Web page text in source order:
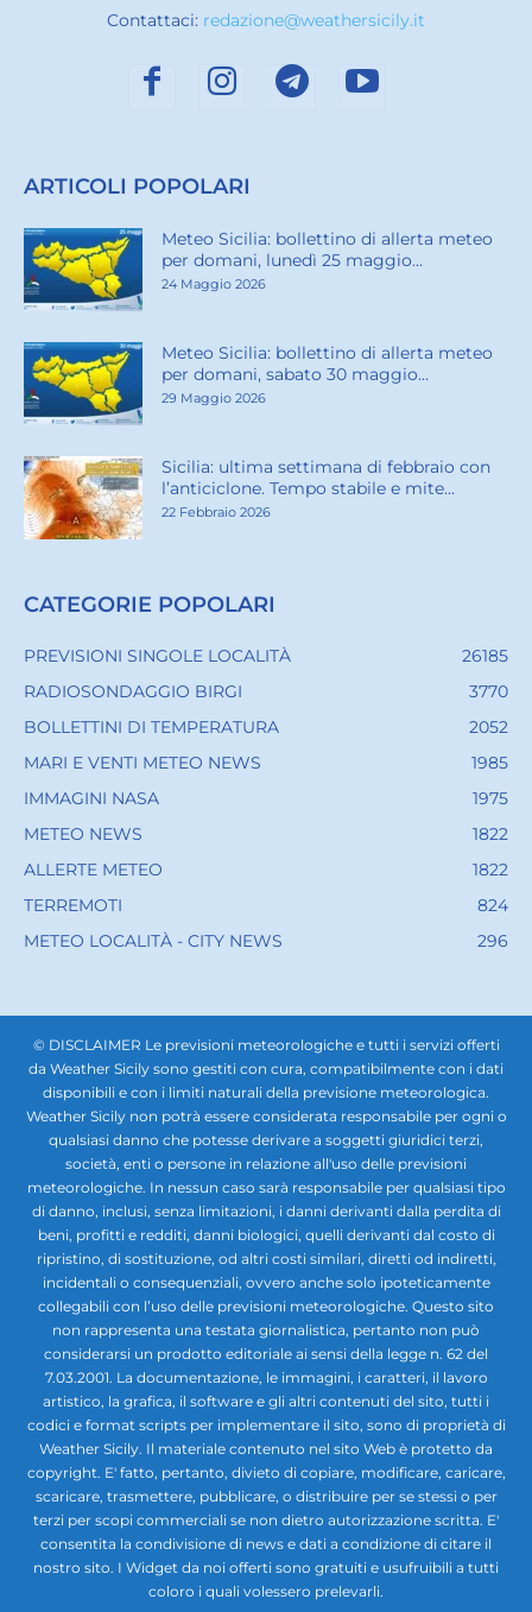
Contattaci: redazione@weathersicily.it
ARTICOLI POPOLARI
Meteo Sicilia: bollettino di allerta meteo
per domani, lunedì 25 maggio...
24 Maggio 2026
Meteo Sicilia: bollettino di allerta meteo
per domani, sabato 30 maggio...
29 Maggio 2026
Sicilia: ultima settimana di febbraio con
l’anticiclone. Tempo stabile e mite...
22 Febbraio 2026
CATEGORIE POPOLARI
PREVISIONI SINGOLE LOCALITÀ
26185
RADIOSONDAGGIO BIRGI
3770
BOLLETTINI DI TEMPERATURA
2052
MARI E VENTI METEO NEWS
1985
IMMAGINI NASA
1975
METEO NEWS
1822
ALLERTE METEO
1822
TERREMOTI
824
METEO LOCALITÀ - CITY NEWS
296
© DISCLAIMER Le previsioni meteorologiche e tutti i servizi offerti
da Weather Sicily sono gestiti con cura, compatibilmente con i dati
disponibili e con i limiti naturali della previsione meteorologica.
Weather Sicily non potrà essere considerata responsabile per ogni o
qualsiasi danno che potesse derivare a soggetti giuridici terzi,
società, enti o persone in relazione all'uso delle previsioni
meteorologiche. In nessun caso sarà responsabile per qualsiasi tipo
di danno, inclusi, senza limitazioni, i danni derivanti dalla perdita di
beni, profitti e redditi, danni biologici, quelli derivanti dal costo di
ripristino, di sostituzione, od altri costi similari, diretti od indiretti,
incidentali o consequenziali, ovvero anche solo ipoteticamente
collegabili con l’uso delle previsioni meteorologiche. Questo sito
non rappresenta una testata giornalistica, pertanto non può
considerarsi un prodotto editoriale ai sensi della legge n. 62 del
7.03.2001. La documentazione, le immagini, i caratteri, il lavoro
artistico, la grafica, il software e gli altri contenuti del sito, tutti i
codici e format scripts per implementare il sito, sono di proprietà di
Weather Sicily. Il materiale contenuto nel sito Web è protetto da
copyright. E' fatto, pertanto, divieto di copiare, modificare, caricare,
scaricare, trasmettere, pubblicare, o distribuire per se stessi o per
terzi per scopi commerciali se non dietro autorizzazione scritta. E'
consentita la condivisione di news e dati a condizione di citare il
nostro sito. I Widget da noi offerti sono gratuiti e usufruibili a tutti
coloro i quali volessero prelevarli.